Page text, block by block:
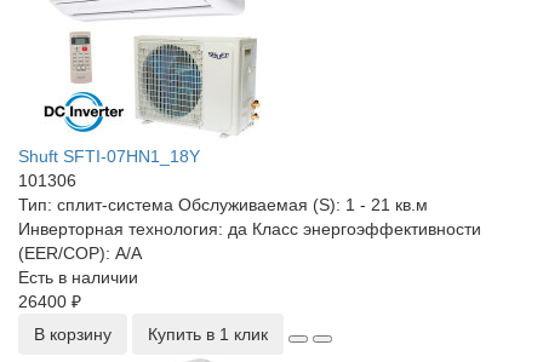
Shuft SFTI-07HN1_18Y
101306
Тип: сплит-система Обслуживаемая (S): 1 - 21 кв.м
Инверторная технология: да Класс энергоэффективности
(EER/COP): A/A
Есть в наличии
26400 ₽
В корзину
Купить в 1 клик